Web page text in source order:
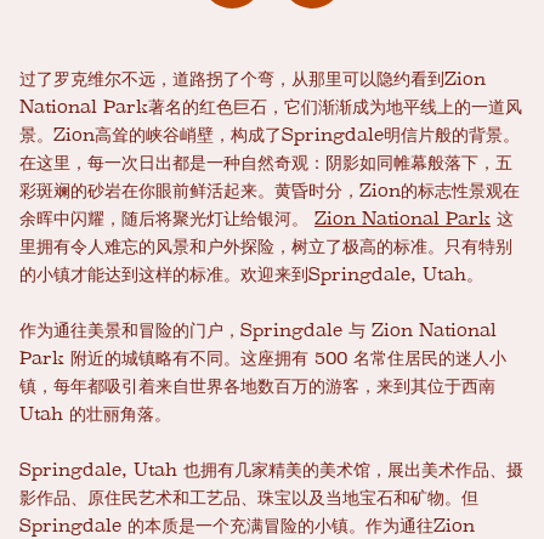
过了罗克维尔不远，道路拐了个弯，从那里可以隐约看到Zion
National Park著名的红色巨石，它们渐渐成为地平线上的一道风
景。Zion高耸的峡谷峭壁，构成了Springdale明信片般的背景。
在这里，每一次日出都是一种自然奇观：阴影如同帷幕般落下，五
彩斑斓的砂岩在你眼前鲜活起来。黄昏时分，Zion的标志性景观在
余晖中闪耀，随后将聚光灯让给银河。 Zion National Park 这
里拥有令人难忘的风景和户外探险，树立了极高的标准。只有特别
的小镇才能达到这样的标准。欢迎来到Springdale, Utah。
作为通往美景和冒险的门户，Springdale 与 Zion National
Park 附近的城镇略有不同。这座拥有 500 名常住居民的迷人小
镇，每年都吸引着来自世界各地数百万的游客，来到其位于西南
Utah 的壮丽角落。
Springdale, Utah 也拥有几家精美的美术馆，展出美术作品、摄
影作品、原住民艺术和工艺品、珠宝以及当地宝石和矿物。但
Springdale 的本质是一个充满冒险的小镇。作为通往Zion